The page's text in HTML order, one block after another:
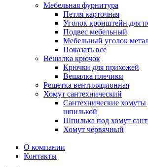
Мебельная фурнитура
Петля карточная
Уголок кронштейн для
Подвес мебельный
Мебельный уголок
Показать все
Вешалка крючок
Крючки для прихожей
Вешалка плечики
Решетка вентиляционная
Хомут сантехнический
Сантехнические хомуты
шпилькой
Шпилька под хомут
Хомут червячный
О компании
Контакты